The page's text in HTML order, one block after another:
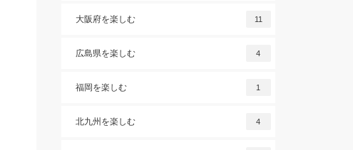
大阪府を楽しむ 11
広島県を楽しむ 4
福岡を楽しむ 1
北九州を楽しむ 4